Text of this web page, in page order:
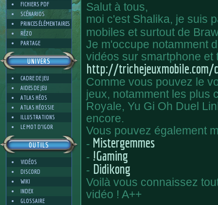
FICHIERS PDF
SCÉNARIOS
PRINCES ÉLÉMENTAIRES
RÉZO
PARTAGE
UNIVERS
CADRE DE JEU
AIDES DE JEU
ATLAS HÉOS
ATLAS HÉOSSIE
ILLUSTRATIONS
LE MOT D'IGOR
OUTILS
VIDÉOS
DISCORD
WIKI
INDEX
GLOSSAIRE
Salut à tous,
moi c'est Shalika, je suis
mobiles et surtout de
Je m'occupe notamment
vidéos sur smartphone et
http://trichejeuxmobile.com/
Comme vous pouvez le
jeux, notamment les plus
Royale, Yu Gi Oh Duel
encore.
Vous pouvez également
- Mistergemmes
- !Gaming
- Didikong
Voilà vous connaissez
vidéo ! A++